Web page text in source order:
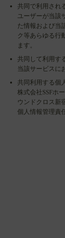
共同で利用され
ユーザーが当該
た情報および当
ク等あらゆる行
ます。
共同して利用す
当該サービスに
共同利用する個
株式会社SSFホ
ウンドクロス
個人情報管理責